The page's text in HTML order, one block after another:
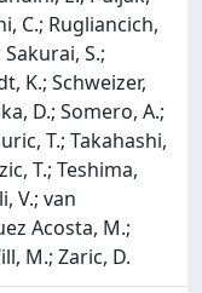
C.; Rugliancich,
Sakurai, S.;
K.; Schweizer,
D.; Somero, A.;
T.; Takahashi,
T.; Teshima,
V.; van
Acosta, M.;
M.; Zaric, D.